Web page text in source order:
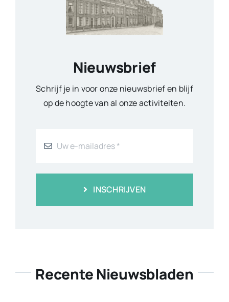
Nieuwsbrief
Schrijf je in voor onze nieuwsbrief en blijf
op de hoogte van al onze activiteiten.
INSCHRIJVEN
Recente Nieuwsbladen